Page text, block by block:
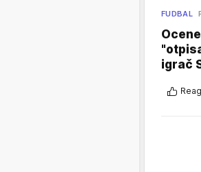
FUDBAL
igrač